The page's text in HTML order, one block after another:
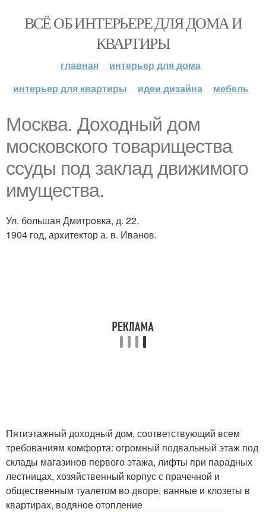
ВСЁ ОБ ИНТЕРЬЕРЕ ДЛЯ ДОМА И
КВАРТИРЫ
главная
интерьер для дома
интерьер для квартиры
идеи дизайна мебель
Москва. Доходный дом
московского товарищества
ссуды под заклад движимого
имущества.
Ул. большая Дмитровка, д. 22.
1904 год, архитектор а. в. Иванов.
Пятиэтажный доходный дом, соответствующий всем
требованиям комфорта: огромный подвальный этаж под
склады магазинов первого этажа, лифты при парадных
лестницах, хозяйственный корпус с прачечной и
общественным туалетом во дворе, ванные и клозеты в
квартирах, водяное отопление